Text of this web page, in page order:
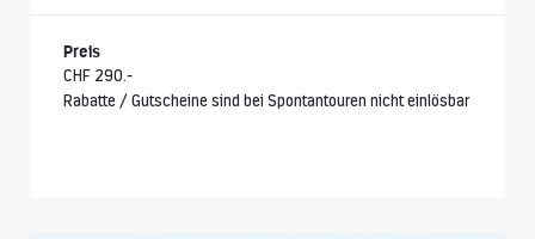
Preis
CHF 290.-
Rabatte / Gutscheine sind bei Spontantouren nicht einlösbar